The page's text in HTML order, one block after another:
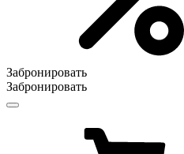
Забронировать
Забронировать